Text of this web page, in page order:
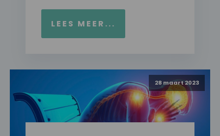
LEES MEER...
28 maart 2023